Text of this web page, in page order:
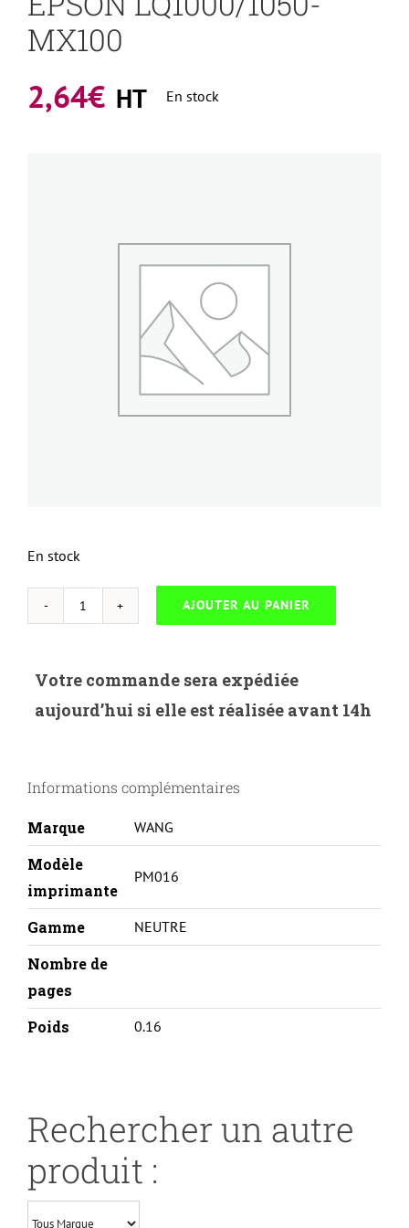
MX100
2,64€ HT En stock
En stock
quantité
LQ1000/1050-
MX100
AJOUTER AU PANIER
Votre commande sera expédiée
aujourd’hui si elle est réalisée avant 14h
Informations complémentaires
Marque WANG
Modèle
imprimante
PM016
Gamme NEUTRE
Nombre de
pages
Poids
0.16
Rechercher un autre
produit :